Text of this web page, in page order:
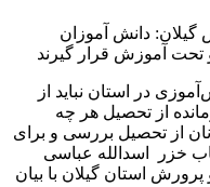
در استان نباید از
از تحصیل هر چه
از تحصیل بررسی و برای
خزر اسدالله عباسی
استان گیلان با بیان